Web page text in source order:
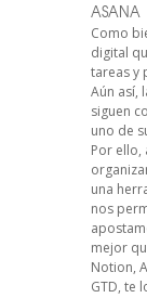
ASANA
Como
digital
tareas y
Aún así,
siguen
uno de
Por ello,
una
nos
mejor
Notion,
GTD, te